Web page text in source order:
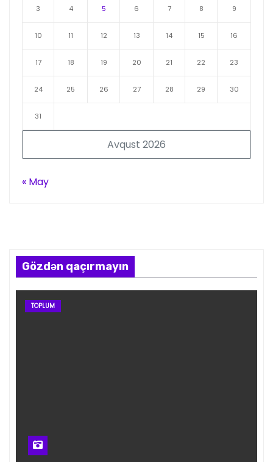
Avqust 2026
3 4 5 6 7 8 9
10 11 12 13 14 15 16
17 18 19 20 21 22 23
24 25 26 27 28 29 30
31
« May
Gözdən qaçırmayın
TOPLUM